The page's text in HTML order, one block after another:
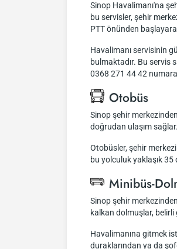
Sinop Havalimanı'na
bu servisler, şehir
PTT önünden
Havalimanı servisinin
bulmaktadır. Bu servis
0368 271 44 42
Otobüs
Sinop şehir
doğrudan ulaşım
Otobüsler, şehir
bu yolculuk yaklaşık
Minibüs-
Sinop şehir
kalkan dolmuşlar,
Havalimanına gitmek
duraklarından ya da